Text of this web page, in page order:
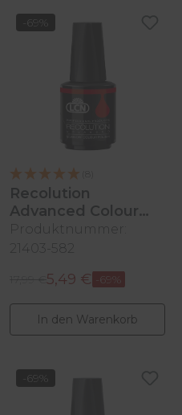
-69%
Recolution
Advanced Colour
Polish
Red Lips, 10ml
Produktnummer:
21403-582
Verkaufspreis:
Regulärer Preis:
5,49 € -69%
In den Warenkorb
-69%